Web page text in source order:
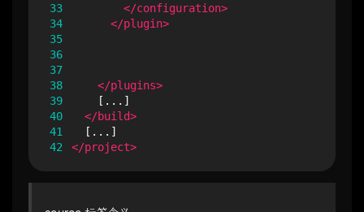
33
34
35
36
37
38
39
40
41
42
</configuration>
</plugin>
</plugins>
</build>
</project>